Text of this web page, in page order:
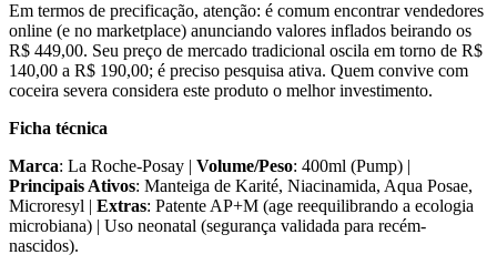
Em termos de precificação, atenção: é comum encontrar vendedores
online (e no marketplace) anunciando valores inflados beirando os
R$ 449,00. Seu preço de mercado tradicional oscila em torno de R$
140,00 a R$ 190,00; é preciso pesquisa ativa. Quem convive com
coceira severa considera este produto o melhor investimento.
Ficha técnica
Marca: La Roche-Posay | Volume/Peso: 400ml (Pump) |
Principais Ativos: Manteiga de Karité, Niacinamida, Aqua Posae,
Microresyl | Extras: Patente AP+M (age reequilibrando a ecologia
microbiana) | Uso neonatal (segurança validada para recém-
nascidos).